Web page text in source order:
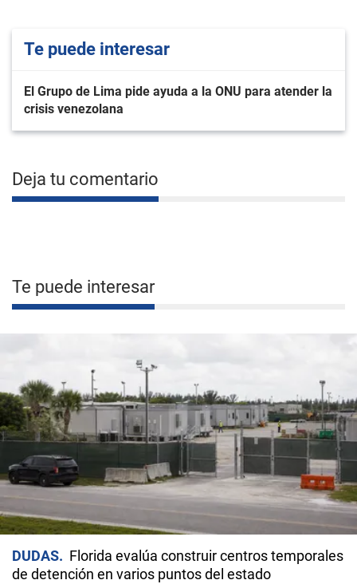
Te puede interesar
El Grupo de Lima pide ayuda a la ONU para atender la
crisis venezolana
Deja tu comentario
Te puede interesar
DUDAS
Florida evalúa construir centros temporales
de detención en varios puntos del estado